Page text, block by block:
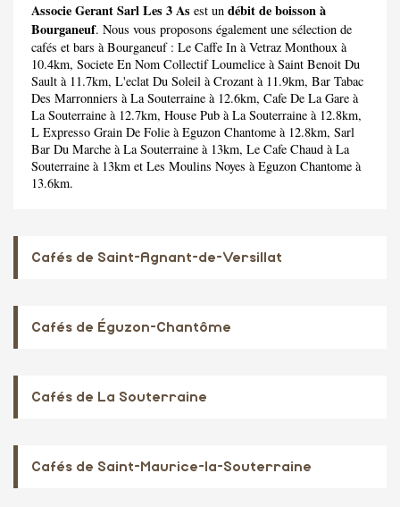
Associe Gerant Sarl Les 3 As est un débit de boisson à
Bourganeuf. Nous vous proposons également une sélection de
cafés et bars à Bourganeuf : Le Caffe In à Vetraz Monthoux à
10.4km, Societe En Nom Collectif Loumelice à Saint Benoit Du
Sault à 11.7km, L'eclat Du Soleil à Crozant à 11.9km, Bar Tabac
Des Marronniers à La Souterraine à 12.6km, Cafe De La Gare à
La Souterraine à 12.7km, House Pub à La Souterraine à 12.8km,
L Expresso Grain De Folie à Eguzon Chantome à 12.8km, Sarl
Bar Du Marche à La Souterraine à 13km, Le Cafe Chaud à La
Souterraine à 13km et Les Moulins Noyes à Eguzon Chantome à
13.6km.
Cafés de Saint-Agnant-de-Versillat
Cafés de Éguzon-Chantôme
Cafés de La Souterraine
Cafés de Saint-Maurice-la-Souterraine